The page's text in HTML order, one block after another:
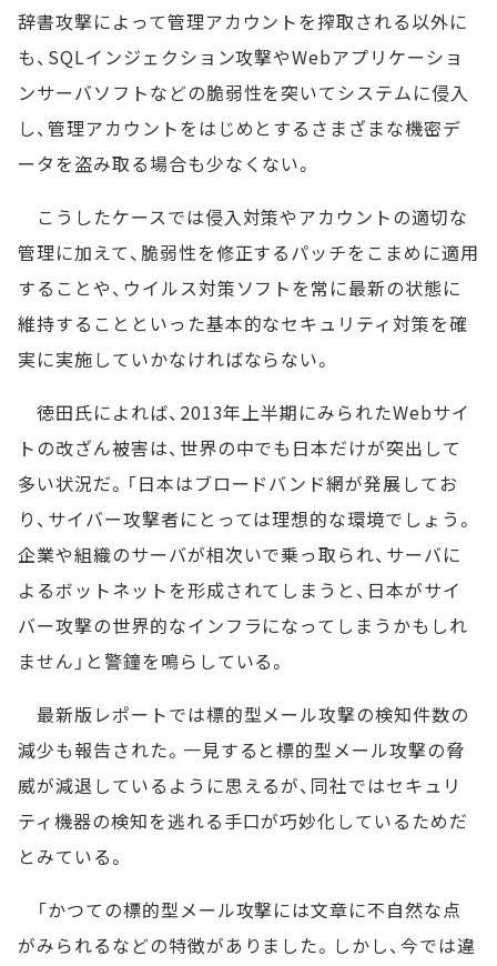
辞書攻撃によって管理アカウントを搾取される以外に
も、SQLインジェクション攻撃やWebアプリケーショ
ンサーバソフトなどの脆弱性を突いてシステムに侵入
し、管理アカウントをはじめとするさまざまな機密デ
ータを盗み取る場合も少なくない。
こうしたケースでは侵入対策やアカウントの適切な
管理に加えて、脆弱性を修正するパッチをこまめに適用
することや、ウイルス対策ソフトを常に最新の状態に
維持することといった基本的なセキュリティ対策を確
実に実施していかなければならない。
徳田氏によれば、2013年上半期にみられたWebサイ
トの改ざん被害は、世界の中でも日本だけが突出して
多い状況だ。「日本はブロードバンド網が発展してお
り、サイバー攻撃者にとっては理想的な環境でしょう。
企業や組織のサーバが相次いで乗っ取られ、サーバに
よるボットネットを形成されてしまうと、日本がサイ
バー攻撃の世界的なインフラになってしまうかもしれ
ません」と警鐘を鳴らしている。
最新版レポートでは標的型メール攻撃の検知件数の
減少も報告された。一見すると標的型メール攻撃の脅
威が減退しているように思えるが、同社ではセキュリ
ティ機器の検知を逃れる手口が巧妙化しているためだ
とみている。
「かつての標的型メール攻撃には文章に不自然な点
がみられるなどの特徴がありました。しかし、今では違